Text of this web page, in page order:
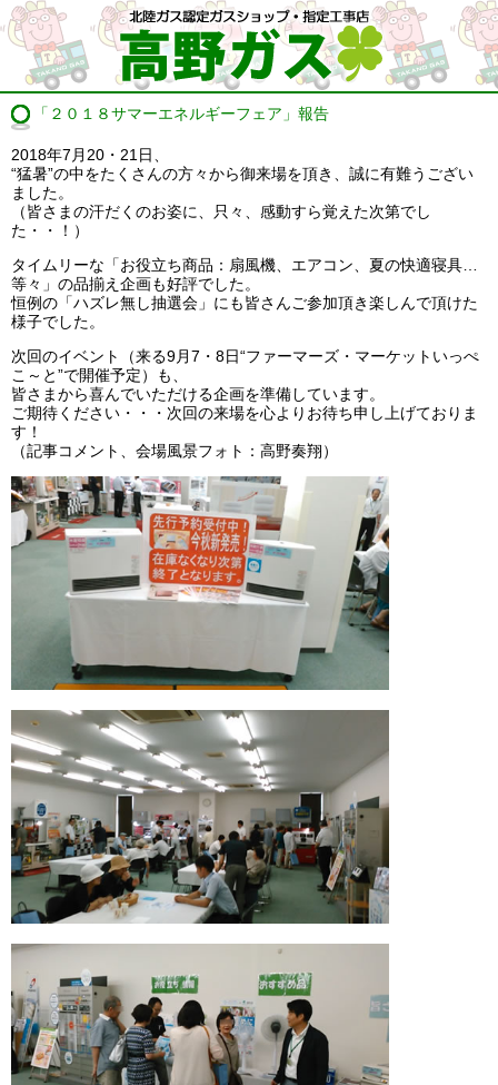
「２０１８サマーエネルギーフェア」報告
2018年7月20・21日、
“猛暑”の中をたくさんの方々から御来場を頂き、誠に有難うござい
ました。
（皆さまの汗だくのお姿に、只々、感動すら覚えた次第でし
た・・！）
タイムリーな「お役立ち商品：扇風機、エアコン、夏の快適寝具…
等々」の品揃え企画も好評でした。
恒例の「ハズレ無し抽選会」にも皆さんご参加頂き楽しんで頂けた
様子でした。
次回のイベント（来る9月7・8日“ファーマーズ・マーケットいっぺ
こ～と”で開催予定）も、
皆さまから喜んでいただける企画を準備しています。
ご期待ください・・・次回の来場を心よりお待ち申し上げておりま
す！
（記事コメント、会場風景フォト：高野奏翔）